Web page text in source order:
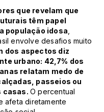
que revelam que
têm papel
população idosa
envolve desafios muito
dos aspectos diz
urbano: 42,7% dos
relatam medo de
passeios ou
casas. O percentual
afeta diretamente